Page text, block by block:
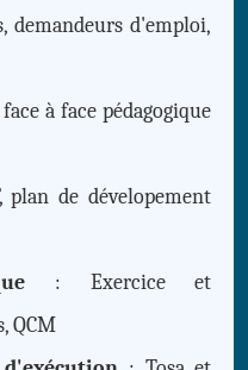
demandeurs d'emploi,
à face pédagogique
plan de dévelopement
: Exercice et
QCM